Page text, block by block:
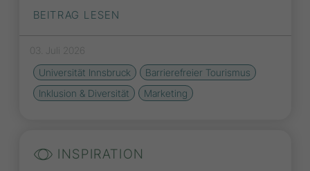
BEITRAG LESEN
03. Juli 2026
Universität Innsbruck
Barrierefreier Tourismus
Inklusion & Diversität
Marketing
INSPIRATION